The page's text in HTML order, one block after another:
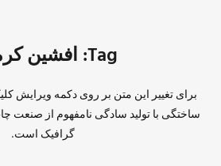
Tag: افشین کرمپور
برای تغییر این متن بر روی دکمه ویرایش
ساختگی با تولید سادگی نامفهوم از صنعت
گرافیک است.